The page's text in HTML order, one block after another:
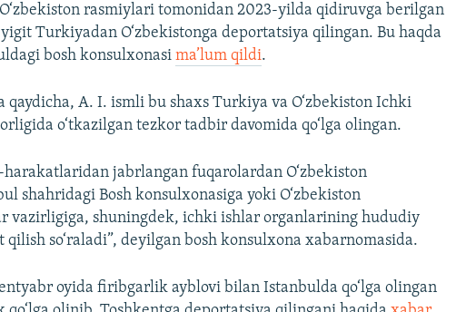
rasmiylari tomonidan 2023-yilda qidiruvga berilgan
Turkiyadan O‘zbekistonga deportatsiya qilingan. Bu haqda
bosh konsulxonasima’lum qildi.
A. I. ismli bu shaxs Turkiya va O‘zbekiston Ichki
o‘tkazilgan tezkor tadbir davomida qo‘lga olingan.
jabrlangan fuqarolardan O‘zbekiston
shahridagi Bosh konsulxonasiga yoki O‘zbekiston
vazirligiga, shuningdek, ichki ishlar organlarining hududiy
qilish so‘raladi”, deyilgan bosh konsulxona xabarnomasida.
oyida firibgarlik ayblovi bilan Istanbulda qo‘lga olingan